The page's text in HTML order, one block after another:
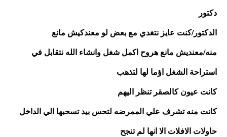
دكتور
الدكتور/كنت عايز نتغدي مع بعض لو معندكيش مانع
استراحة الشغل اؤما لها لتذهب
كانت عيون كالصقر تنظر اليهم
حاولات الافلات الا انها لم تنجح